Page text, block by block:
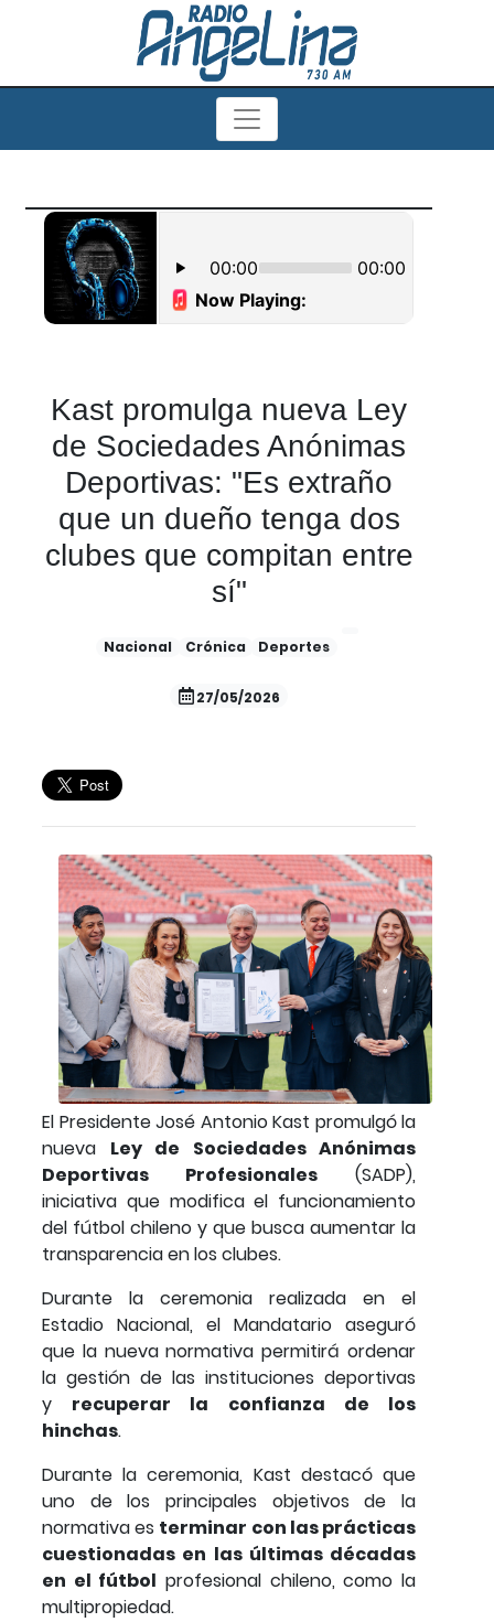
Kast promulga nueva Ley
de Sociedades Anónimas
Deportivas: "Es extraño
que un dueño tenga dos
clubes que compitan entre
sí"
Nacional Crónica Deportes
27/05/2026
El Presidente José Antonio Kast promulgó la
nueva Ley de Sociedades Anónimas
Deportivas Profesionales (SADP),
iniciativa que modifica el funcionamiento
del fútbol chileno y que busca aumentar la
transparencia en los clubes.
Durante la ceremonia realizada en el
Estadio Nacional, el Mandatario aseguró
que la nueva normativa permitirá ordenar
la gestión de las instituciones deportivas
y recuperar la confianza de los
hinchas.
Durante la ceremonia, Kast destacó que
uno de los principales objetivos de la
normativa es terminar con las prácticas
cuestionadas en las últimas décadas
en el fútbol profesional chileno, como la
multipropiedad.